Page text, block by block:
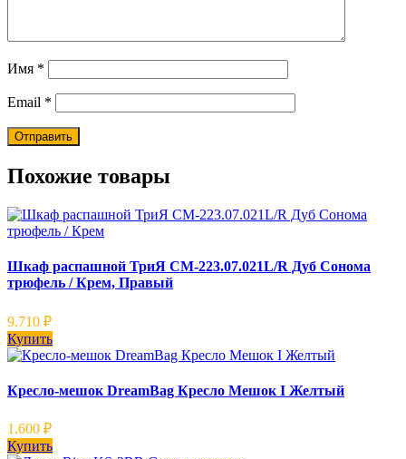
Имя *
Email *
Похожие товары
Шкаф распашной ТриЯ СМ-223.07.021L/R Дуб Сонома
трюфель / Крем, Правый
9.710 ₽
Купить
Кресло-мешок DreamBag Кресло Мешок I Желтый
1.600 ₽
Купить